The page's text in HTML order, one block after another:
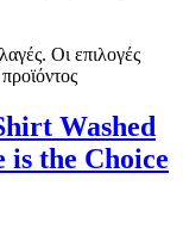
Οι επιλογές
Washed
is the Choice